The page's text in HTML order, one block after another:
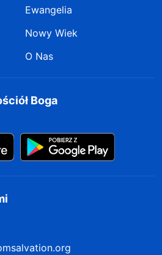
Ewangelia
Nowy Wiek
O Nas
Boga